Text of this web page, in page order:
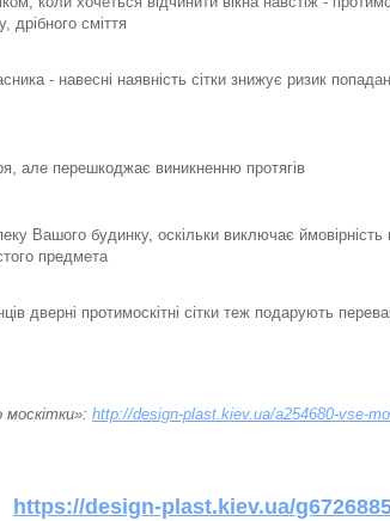
дрібного сміття
- навесні наявність сітки знижує ризик
але перешкоджає виникненню протягів
Вашого будинку, оскільки виключає
предмета
дверні протимоскітні сітки теж подарують
http://design-plast.kiev.ua/a254680-vse-
https://design-plast.kiev.ua/